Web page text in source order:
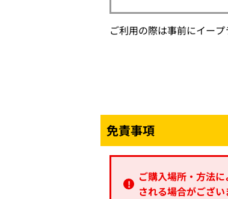
ご利用の際は事前にイー
免責事項
ご購入場所・方法
される場合がござ